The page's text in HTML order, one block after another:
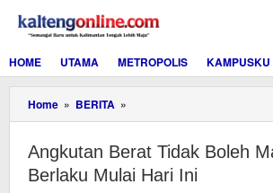
konten
HOME
UTAMA METROPOLIS KAMPUSKU
Home » BERITA »
Berat
Boleh
Masuk
Kota
Angkutan Berat Tidak Boleh
Berlaku Mulai Hari Ini